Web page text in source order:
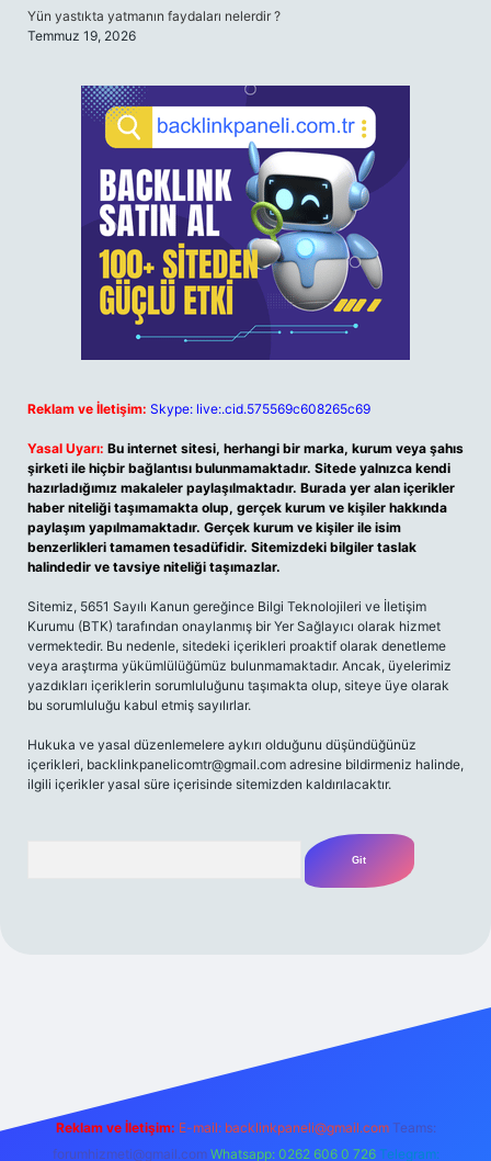
Yün yastıkta yatmanın faydaları nelerdir ?
Temmuz 19, 2026
Reklam ve İletişim: Skype: live:.cid.575569c608265c69
Yasal Uyarı: Bu internet sitesi, herhangi bir marka, kurum veya şahıs
şirketi ile hiçbir bağlantısı bulunmamaktadır. Sitede yalnızca kendi
hazırladığımız makaleler paylaşılmaktadır. Burada yer alan içerikler
haber niteliği taşımamakta olup, gerçek kurum ve kişiler hakkında
paylaşım yapılmamaktadır. Gerçek kurum ve kişiler ile isim
benzerlikleri tamamen tesadüfidir. Sitemizdeki bilgiler taslak
halindedir ve tavsiye niteliği taşımazlar.
Sitemiz, 5651 Sayılı Kanun gereğince Bilgi Teknolojileri ve İletişim
Kurumu (BTK) tarafından onaylanmış bir Yer Sağlayıcı olarak hizmet
vermektedir. Bu nedenle, sitedeki içerikleri proaktif olarak denetleme
veya araştırma yükümlülüğümüz bulunmamaktadır. Ancak, üyelerimiz
yazdıkları içeriklerin sorumluluğunu taşımakta olup, siteye üye olarak
bu sorumluluğu kabul etmiş sayılırlar.
Hukuka ve yasal düzenlemelere aykırı olduğunu düşündüğünüz
içerikleri, backlinkpanelicomtr@gmail.com adresine bildirmeniz halinde,
ilgili içerikler yasal süre içerisinde sitemizden kaldırılacaktır.
Reklam ve İletişim: E-mail: backlinkpaneli@gmail.com Teams:
forumhizmeti@gmail.com Whatsapp: 0262 606 0 726 Telegram: